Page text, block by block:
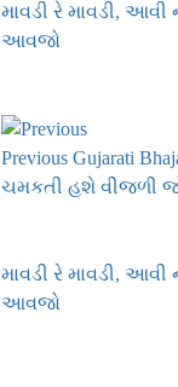
માવડી રે માવડી, આવી
આવજો
Previous Gujarati
ચમકતી હશે વીજળી
માવડી રે માવડી, આવી
આવજો